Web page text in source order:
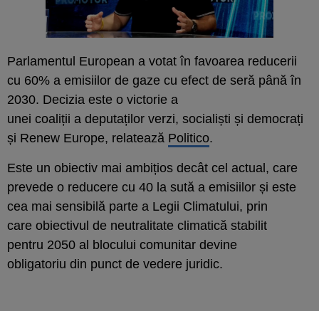
Parlamentul European a votat în favoarea reducerii
cu 60% a emisiilor de gaze cu efect de seră până în
2030. Decizia este o victorie a
unei coaliții a deputaților verzi, socialiști și democrați
și Renew Europe, relatează Politico.
Este un obiectiv mai ambițios decât cel actual, care
prevede o reducere cu 40 la sută a emisiilor și este
cea mai sensibilă parte a Legii Climatului, prin
care obiectivul de neutralitate climatică stabilit
pentru 2050 al blocului comunitar devine
obligatoriu din punct de vedere juridic.